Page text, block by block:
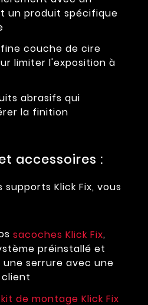
un produit spécifique
couche de cire
limiter l'exposition à
abrasifs qui
la finition
accessoires :
Klick Fix, vous
sacoches Klick Fix,
préinstallé et
serrure avec une
kit de montage Klick Fix